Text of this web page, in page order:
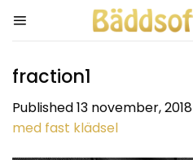
fraction1
Published13 november, 2018
med fast klädsel